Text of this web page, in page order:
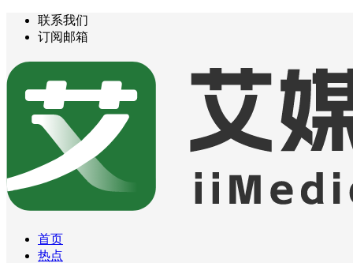
联系我们
订阅邮箱
首页
热点